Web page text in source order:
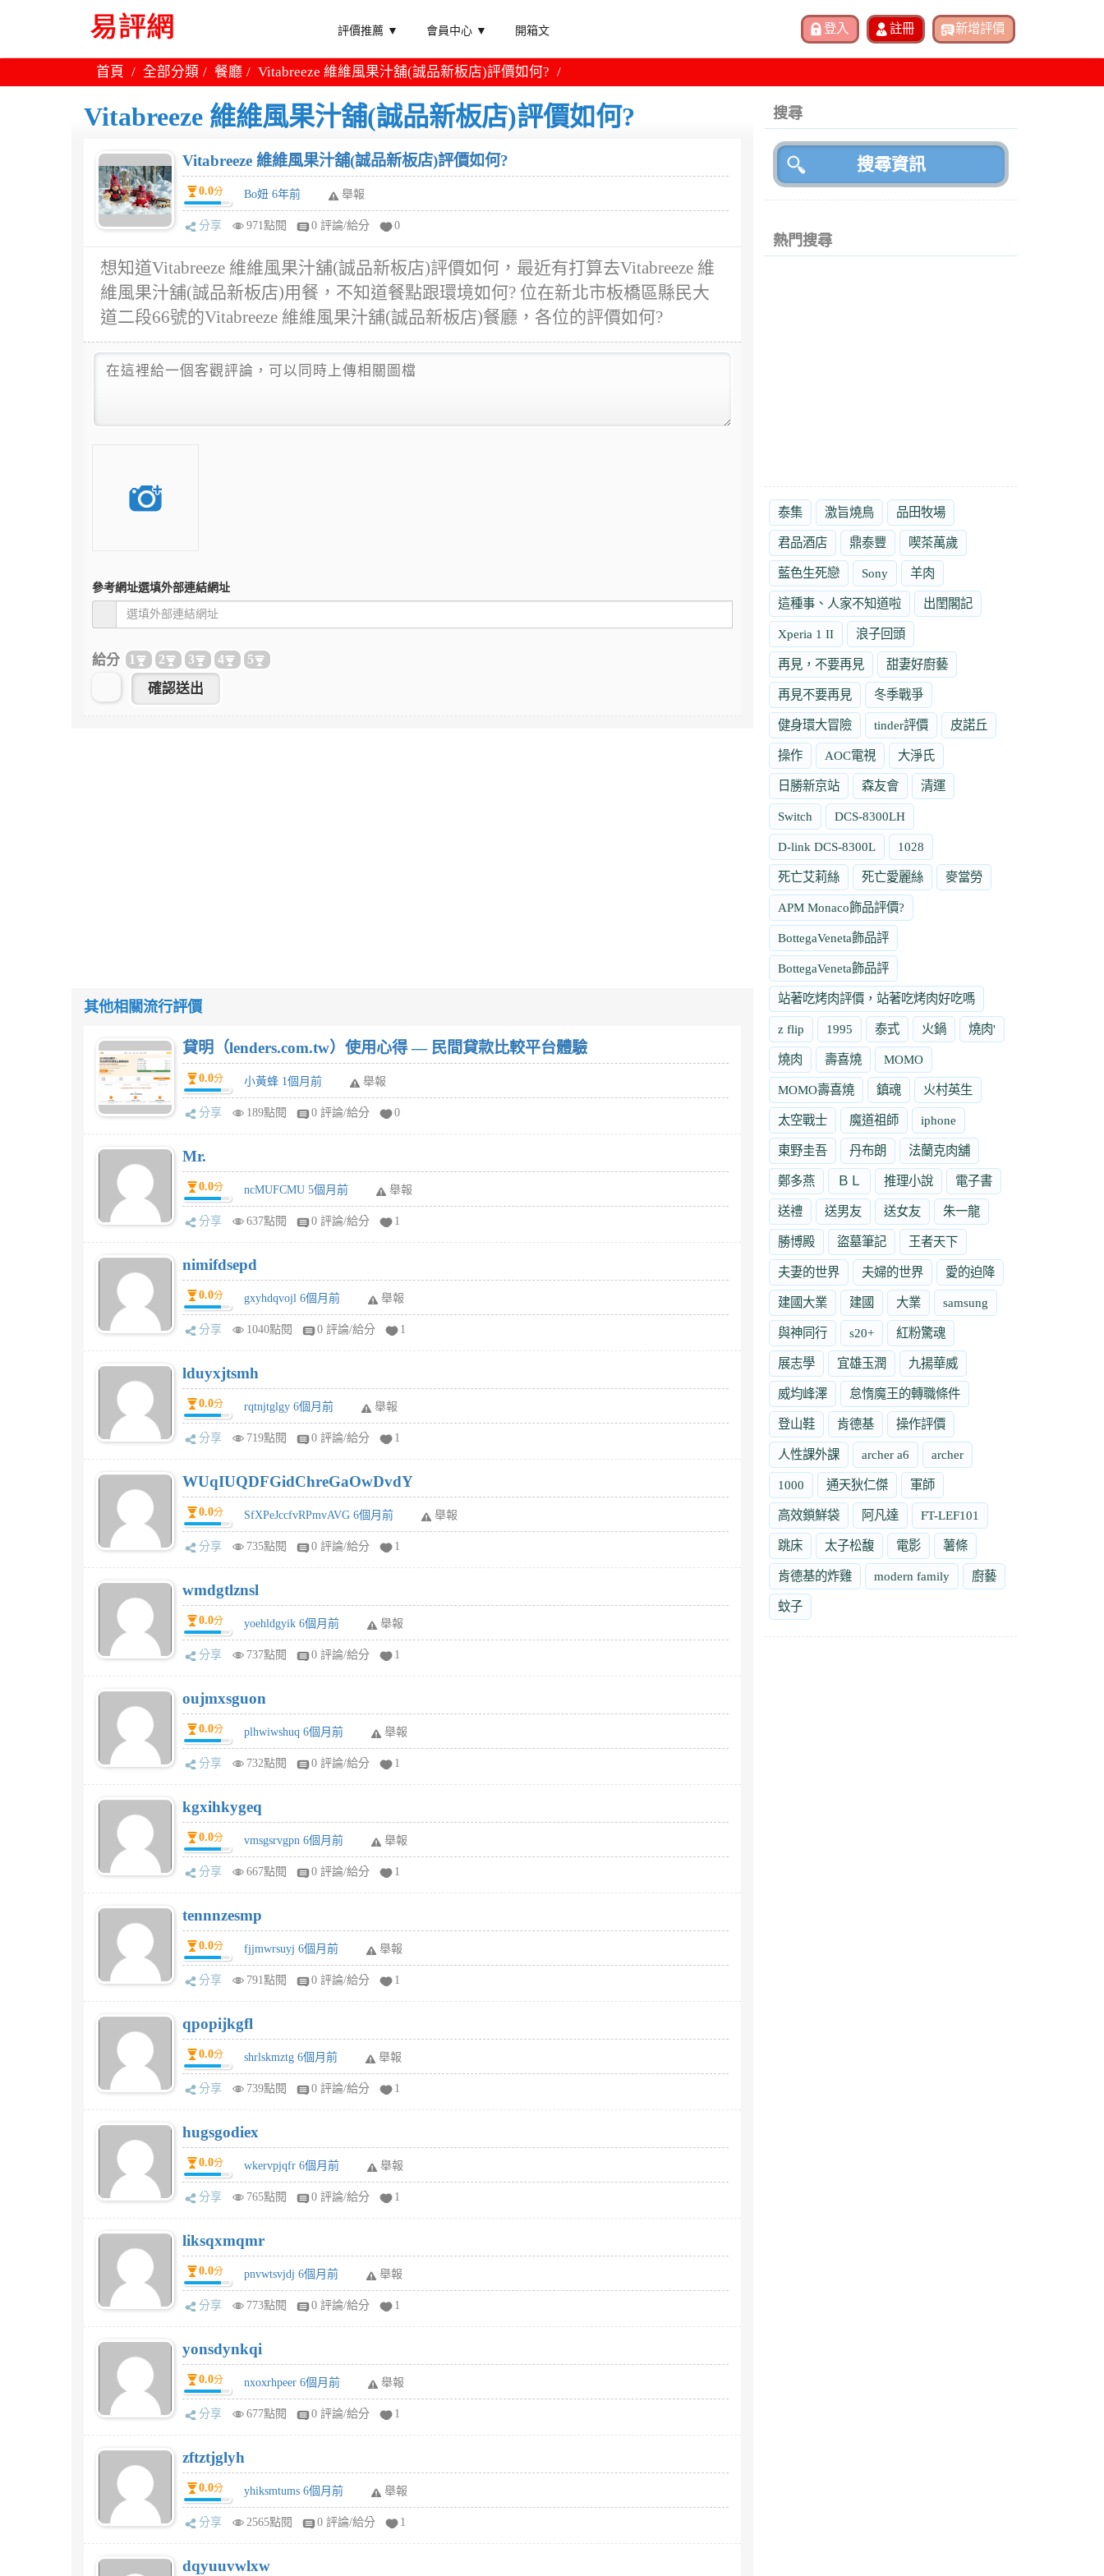
評價推薦 ▼ 會員中心 ▼ 開箱文
首頁 全部分類 餐廳 Vitabreeze 維維風果汁舖(誠品新板店)評價如何?
Vitabreeze 維維風果汁舖(誠品新板店)評價如何?
Vitabreeze 維維風果汁舖(誠品新板店)評價如何?
0.0分 Bo妞 6年前 舉報
分享 971點閱 0 評論/給分 0
想知道Vitabreeze 維維風果汁舖(誠品新板店)評價如何，最近有打算去Vitabreeze 維
維風果汁舖(誠品新板店)用餐，不知道餐點跟環境如何? 位在新北市板橋區縣民大
道二段66號的Vitabreeze 維維風果汁舖(誠品新板店)餐廳，各位的評價如何?
參考網址選填外部連結網址
給分 1 2 3 4 5
其他相關流行評價
貸明（lenders.com.tw）使用心得 — 民間貸款比較平台體驗
0.0分 小黃蜂 1個月前 舉報
分享 189點閱 0 評論/給分 0
Mr.
0.0分 ncMUFCMU 5個月前 舉報
分享 637點閱 0 評論/給分 1
nimifdsepd
0.0分 gxyhdqvojl 6個月前 舉報
分享 1040點閱 0 評論/給分 1
lduyxjtsmh
0.0分 rqtnjtglgy 6個月前 舉報
分享 719點閱 0 評論/給分 1
WUqIUQDFGidChreGaOwDvdY
0.0分 SfXPeJccfvRPmvAVG 6個月前 舉報
分享 735點閱 0 評論/給分 1
wmdgtlznsl
0.0分 yoehldgyik 6個月前 舉報
分享 737點閱 0 評論/給分 1
oujmxsguon
0.0分 plhwiwshuq 6個月前 舉報
分享 732點閱 0 評論/給分 1
kgxihkygeq
0.0分 vmsgsrvgpn 6個月前 舉報
分享 667點閱 0 評論/給分 1
tennnzesmp
0.0分 fjjmwrsuyj 6個月前 舉報
分享 791點閱 0 評論/給分 1
qpopijkgfl
0.0分 shrlskmztg 6個月前 舉報
分享 739點閱 0 評論/給分 1
hugsgodiex
0.0分 wkervpjqfr 6個月前 舉報
分享 765點閱 0 評論/給分 1
liksqxmqmr
0.0分 pnvwtsvjdj 6個月前 舉報
分享 773點閱 0 評論/給分 1
yonsdynkqi
0.0分 nxoxrhpeer 6個月前 舉報
分享 677點閱 0 評論/給分 1
zftztjglyh
0.0分 yhiksmtums 6個月前 舉報
分享 2565點閱 0 評論/給分 1
dqyuuvwlxw
搜尋
熱門搜尋
泰集 激旨燒鳥 品田牧場
君品酒店 鼎泰豐 喫茶萬歲
藍色生死戀 Sony 羊肉
這種事、人家不知道啦 出閨閣記
Xperia 1 II 浪子回頭
再見，不要再見 甜妻好廚藝
再見不要再見 冬季戰爭
健身環大冒險 tinder評價 皮諾丘
操作 AOC電視 大淨氏
日勝新京站 森友會 清運
Switch DCS-8300LH
D-link DCS-8300L 1028
死亡艾莉絲 死亡愛麗絲 麥當勞
APM Monaco飾品評價?
BottegaVeneta飾品評
BottegaVeneta飾品評
站著吃烤肉評價，站著吃烤肉好吃嗎
z flip 1995 泰式 火鍋 燒肉'
燒肉 壽喜燒 MOMO
MOMO壽喜燒 鎮魂 火村英生
太空戰士 魔道祖師 iphone
東野圭吾 丹布朗 法蘭克肉舖
鄭多燕 ＢＬ 推理小說 電子書
送禮 送男友 送女友 朱一龍
勝博殿 盜墓筆記 王者天下
夫妻的世界 夫婦的世界 愛的迫降
建國大業 建國 大業 samsung
與神同行 s20+ 紅粉驚魂
展志學 宜雄玉潤 九揚華威
威均峰澤 怠惰魔王的轉職條件
登山鞋 肯德基 操作評價
人性課外課 archer a6 archer
1000 通天狄仁傑 軍師
高效鎖鮮袋 阿凡達 FT-LEF101
跳床 太子松馥 電影 薯條
肯德基的炸雞 modern family 廚藝
蚊子